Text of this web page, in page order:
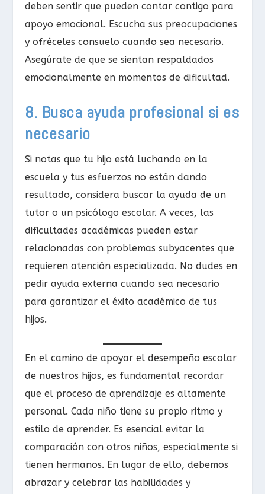
deben sentir que pueden contar contigo para
apoyo emocional. Escucha sus preocupaciones
y ofréceles consuelo cuando sea necesario.
Asegúrate de que se sientan respaldados
emocionalmente en momentos de dificultad.
8. Busca ayuda profesional si es
necesario
Si notas que tu hijo está luchando en la
escuela y tus esfuerzos no están dando
resultado, considera buscar la ayuda de un
tutor o un psicólogo escolar. A veces, las
dificultades académicas pueden estar
relacionadas con problemas subyacentes que
requieren atención especializada. No dudes en
pedir ayuda externa cuando sea necesario
para garantizar el éxito académico de tus
hijos.
En el camino de apoyar el desempeño escolar
de nuestros hijos, es fundamental recordar
que el proceso de aprendizaje es altamente
personal. Cada niño tiene su propio ritmo y
estilo de aprender. Es esencial evitar la
comparación con otros niños, especialmente si
tienen hermanos. En lugar de ello, debemos
abrazar y celebrar las habilidades y